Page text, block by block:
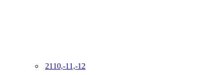
2110,-11,-12